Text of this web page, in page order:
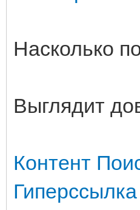
Насколько
Выглядит
Контент